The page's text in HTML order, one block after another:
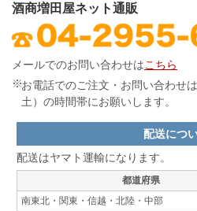
酒商増田屋ネット通販
メールでのお問い合わせはこちら
お電話でのご注文・お問い合わせ
土）の時間帯にお願いします。
配送につ
配送はヤマト運輸になります。
都道府県
南東北・関東・信越・北陸・中部